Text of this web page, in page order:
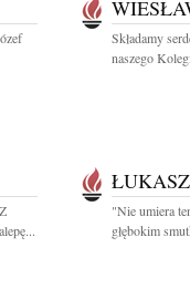
Składamy
naszego
"Nie umiera
głębokim